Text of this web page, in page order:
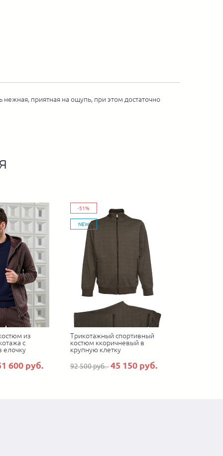
приятная на ощупь, при этом достаточно
из
с
елочку
600 руб.
-51%
NEW
Трикотажный спортивный
костюм ккоричневый в
крупную клетку
92 500 руб.45 150 руб.